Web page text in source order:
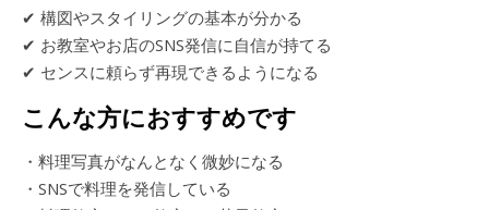
✔ 構図やスタイリングの基本が分かる
✔ お教室やお店のSNS発信に自信が持てる
✔ センスに頼らず再現できるようになる
こんな方におすすめです
・料理写真がなんとなく微妙になる
・SNSで料理を発信している